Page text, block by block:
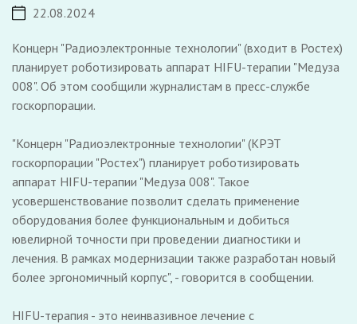
22.08.2024
Концерн "Радиоэлектронные технологии" (входит в Ростех)
планирует роботизировать аппарат HIFU-терапии "Медуза
008". Об этом сообщили журналистам в пресс-службе
госкорпорации.
"Концерн "Радиоэлектронные технологии" (КРЭТ
госкорпорации "Ростех") планирует роботизировать
аппарат HIFU-терапии "Медуза 008". Такое
усовершенствование позволит сделать применение
оборудования более функциональным и добиться
ювелирной точности при проведении диагностики и
лечения. В рамках модернизации также разработан новый
более эргономичный корпус", - говорится в сообщении.
HIFU-терапия - это неинвазивное лечение с